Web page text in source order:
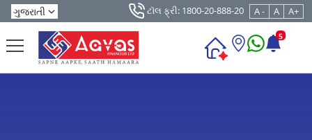
ટૉલ ફ્રી: 1800-20-888-20 A - A A+
5